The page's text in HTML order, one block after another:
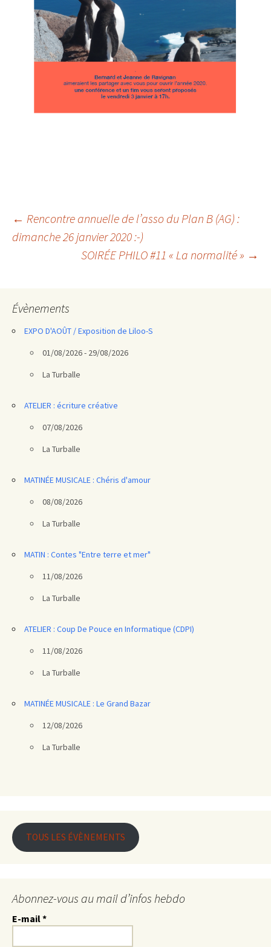
Navigation
des
← Rencontre annuelle de l’asso du Plan B (AG) :
dimanche 26 janvier 2020 :-)
SOIRÉE PHILO #11 « La normalité » →
Évènements
EXPO D'AOÛT / Exposition de Liloo-S
01/08/2026 - 29/08/2026
La Turballe
ATELIER : écriture créative
07/08/2026
La Turballe
MATINÉE MUSICALE : Chéris d'amour
08/08/2026
La Turballe
MATIN : Contes "Entre terre et mer"
11/08/2026
La Turballe
ATELIER : Coup De Pouce en Informatique (CDPI)
11/08/2026
La Turballe
MATINÉE MUSICALE : Le Grand Bazar
12/08/2026
La Turballe
TOUS LES ÉVÈNEMENTS
Abonnez-vous au mail d’infos hebdo
E-mail*